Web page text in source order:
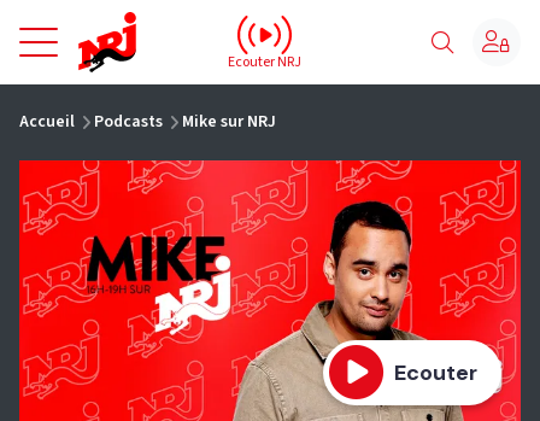
NRJ - Accueil
Ecouter NRJ
Accueil Podcasts Mike sur NRJ
Ecouter